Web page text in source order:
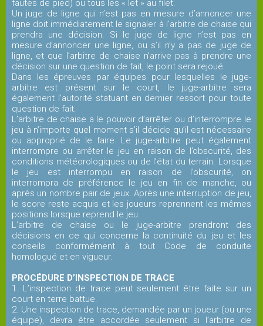
fautes de pied) ou tous les « let » au filet.
Un juge de ligne qui n’est pas en mesure d’annoncer une
ligne doit immédiatement le signaler à l’arbitre de chaise qui
prendra une décision. Si le juge de ligne n’est pas en
mesure d’annoncer une ligne, ou s’il n’y a pas de juge de
ligne, et que l’arbitre de chaise n’arrive pas à prendre une
décision sur une question de fait, le point sera rejoué.
Dans les épreuves par équipes pour lesquelles le juge-
arbitre est présent sur le court, le juge-arbitre sera
également l’autorité statuant en dernier ressort pour toute
question de fait.
L’arbitre de chaise a le pouvoir d’arrêter ou d’interrompre le
jeu à n’importe quel moment s’il décide qu’il est nécessaire
ou approprié de le faire. Le juge-arbitre peut également
interrompre ou arrêter le jeu en raison de l’obscurité, des
conditions météorologiques ou de l’état du terrain. Lorsque
le jeu est interrompu en raison de l’obscurité, on
interrompra de préférence le jeu en fin de manche, ou
après un nombre pair de jeux. Après une interruption de jeu,
le score reste acquis et les joueurs reprennent les mêmes
positions lorsque reprend le jeu.
L’arbitre de chaise ou le juge-arbitre prendront des
décisions en ce qui concerne la continuité du jeu et les
conseils conformément à tout Code de conduite
homologué et en vigueur.
PROCÉDURE D’INSPECTION DE TRACE
1. L’inspection de trace peut seulement être faite sur un
court en terre battue.
2. Une inspection de trace, demandée par un joueur (ou une
équipe), devra être accordée seulement si l’arbitre de